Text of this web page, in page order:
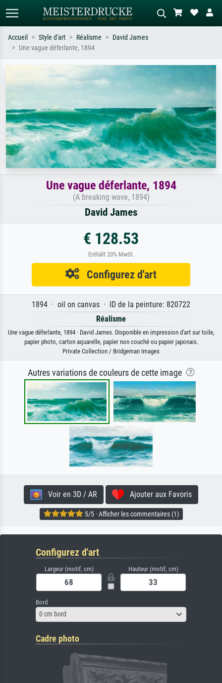
Recherchez par artiste, titre ou style –
ex. Monet, Nuit étoilée,
abstrait avec beaucoup de rouge,
tableau sombre, nu debout près d'un
Accueil Style d'art Réalisme
David James
Une vague déferlante, 1894
Une vague déferlante, 1894
(A breaking wave, 1894)
David James
€ 128.53
Enthält 20% MwSt.
Configurez d'art
1894 · oil on canvas · ID de la peinture: 820722
Réalisme
Une vague déferlante, 1894 · David James. Disponible en impression d'art sur toile,
papier photo, carton aquarelle, papier non couché ou papier japonais.
Private Collection / Bridgeman Images
Autres variations de couleurs de cette image
Voir en 3D / AR Ajouter aux Favoris
5/5 · Afficher les commentaires (1)
Configurez d'art
Largeur (motif, cm) Hauteur (motif, cm)
Bord
0 cm bord
Cadre photo